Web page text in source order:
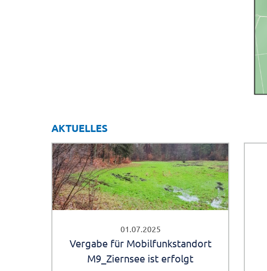
AKTUELLES
01.07.2025
Vergabe für Mobilfunkstandort
M9_Ziernsee ist erfolgt